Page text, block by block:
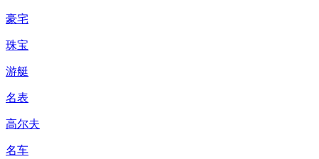
豪宅
珠宝
游艇
名表
高尔夫
名车